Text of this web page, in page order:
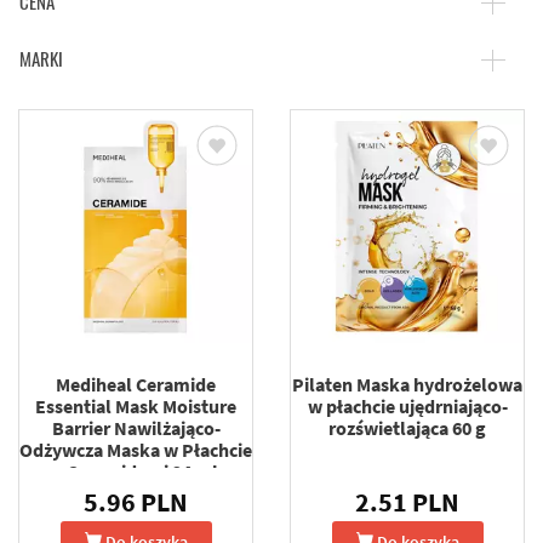
MARKI
Mediheal Ceramide
Essential Mask Moisture
Barrier Nawilżająco-
Odżywcza Maska w Płachcie
z Ceramidami 24 ml
5.96 PLN
Pilaten Maska hydrożelowa
w płachcie ujędrniająco-
rozświetlająca 60 g
2.51 PLN